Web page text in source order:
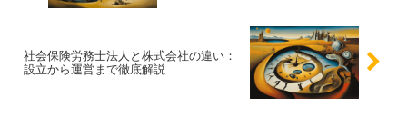
社会保険労務士法人と株式会社の違い：
設立から運営まで徹底解説